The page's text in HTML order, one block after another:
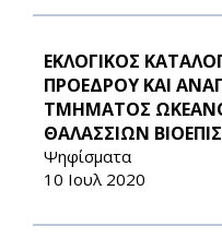
ΕΚΛΟΓΙΚΟΣ
ΠΡΟΕΔΡΟΥ ΚΑΙ
ΤΜΗΜΑΤΟΣ
ΘΑΛΑΣΣΙΩΝ
Ψηφίσματα
10 Ιουλ 2020